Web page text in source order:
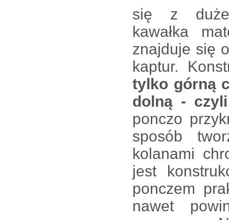
się z
kawałka
znajduje się
kaptur.
tylko górną
dolną -
ponczo
sposób
kolanami
jest
ponczem
nawet